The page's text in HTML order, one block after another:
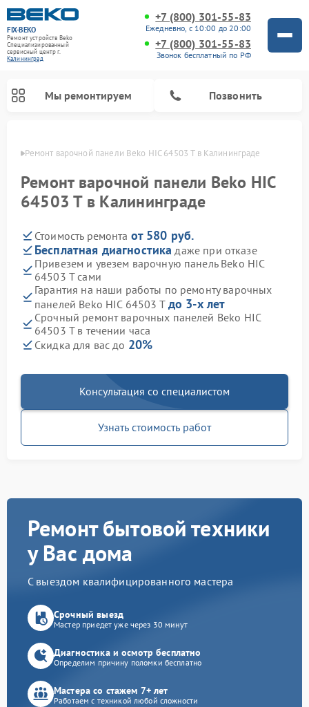
FIX-BEKO
Ремонт устройств Beko
Специализированный
cервисный центр г.
Калининград
+7 (800) 301-55-83
Ежедневно, с 10:00 до 20:00
+7 (800) 301-55-83
Звонок бесплатный по РФ
Мы ремонтируем Позвонить
Ремонт варочной панели Beko HIC 64503 T в Калининграде
Ремонт варочной панели Beko HIC
64503 T в Калининграде
Стоимость ремонта от 580 руб.
Бесплатная диагностика даже при отказе
Привезем и увезем варочную панель Beko HIC
64503 T сами
Гарантия на наши работы по ремонту варочных
панелей Beko HIC 64503 T до 3-х лет
Срочный ремонт варочных панелей Beko HIC
64503 T в течении часа
Скидка для вас до 20%
Консультация со специалистом
Узнать стоимость работ
Ремонт бытовой техники
у Вас дома
С выездом квалифицированного мастера
Срочный выезд
Мастер приедет уже через 30 минут
Диагностика и осмотр бесплатно
Определим причину поломки бесплатно
Мастера со стажем 7+ лет
Работаем с техникой любой сложности